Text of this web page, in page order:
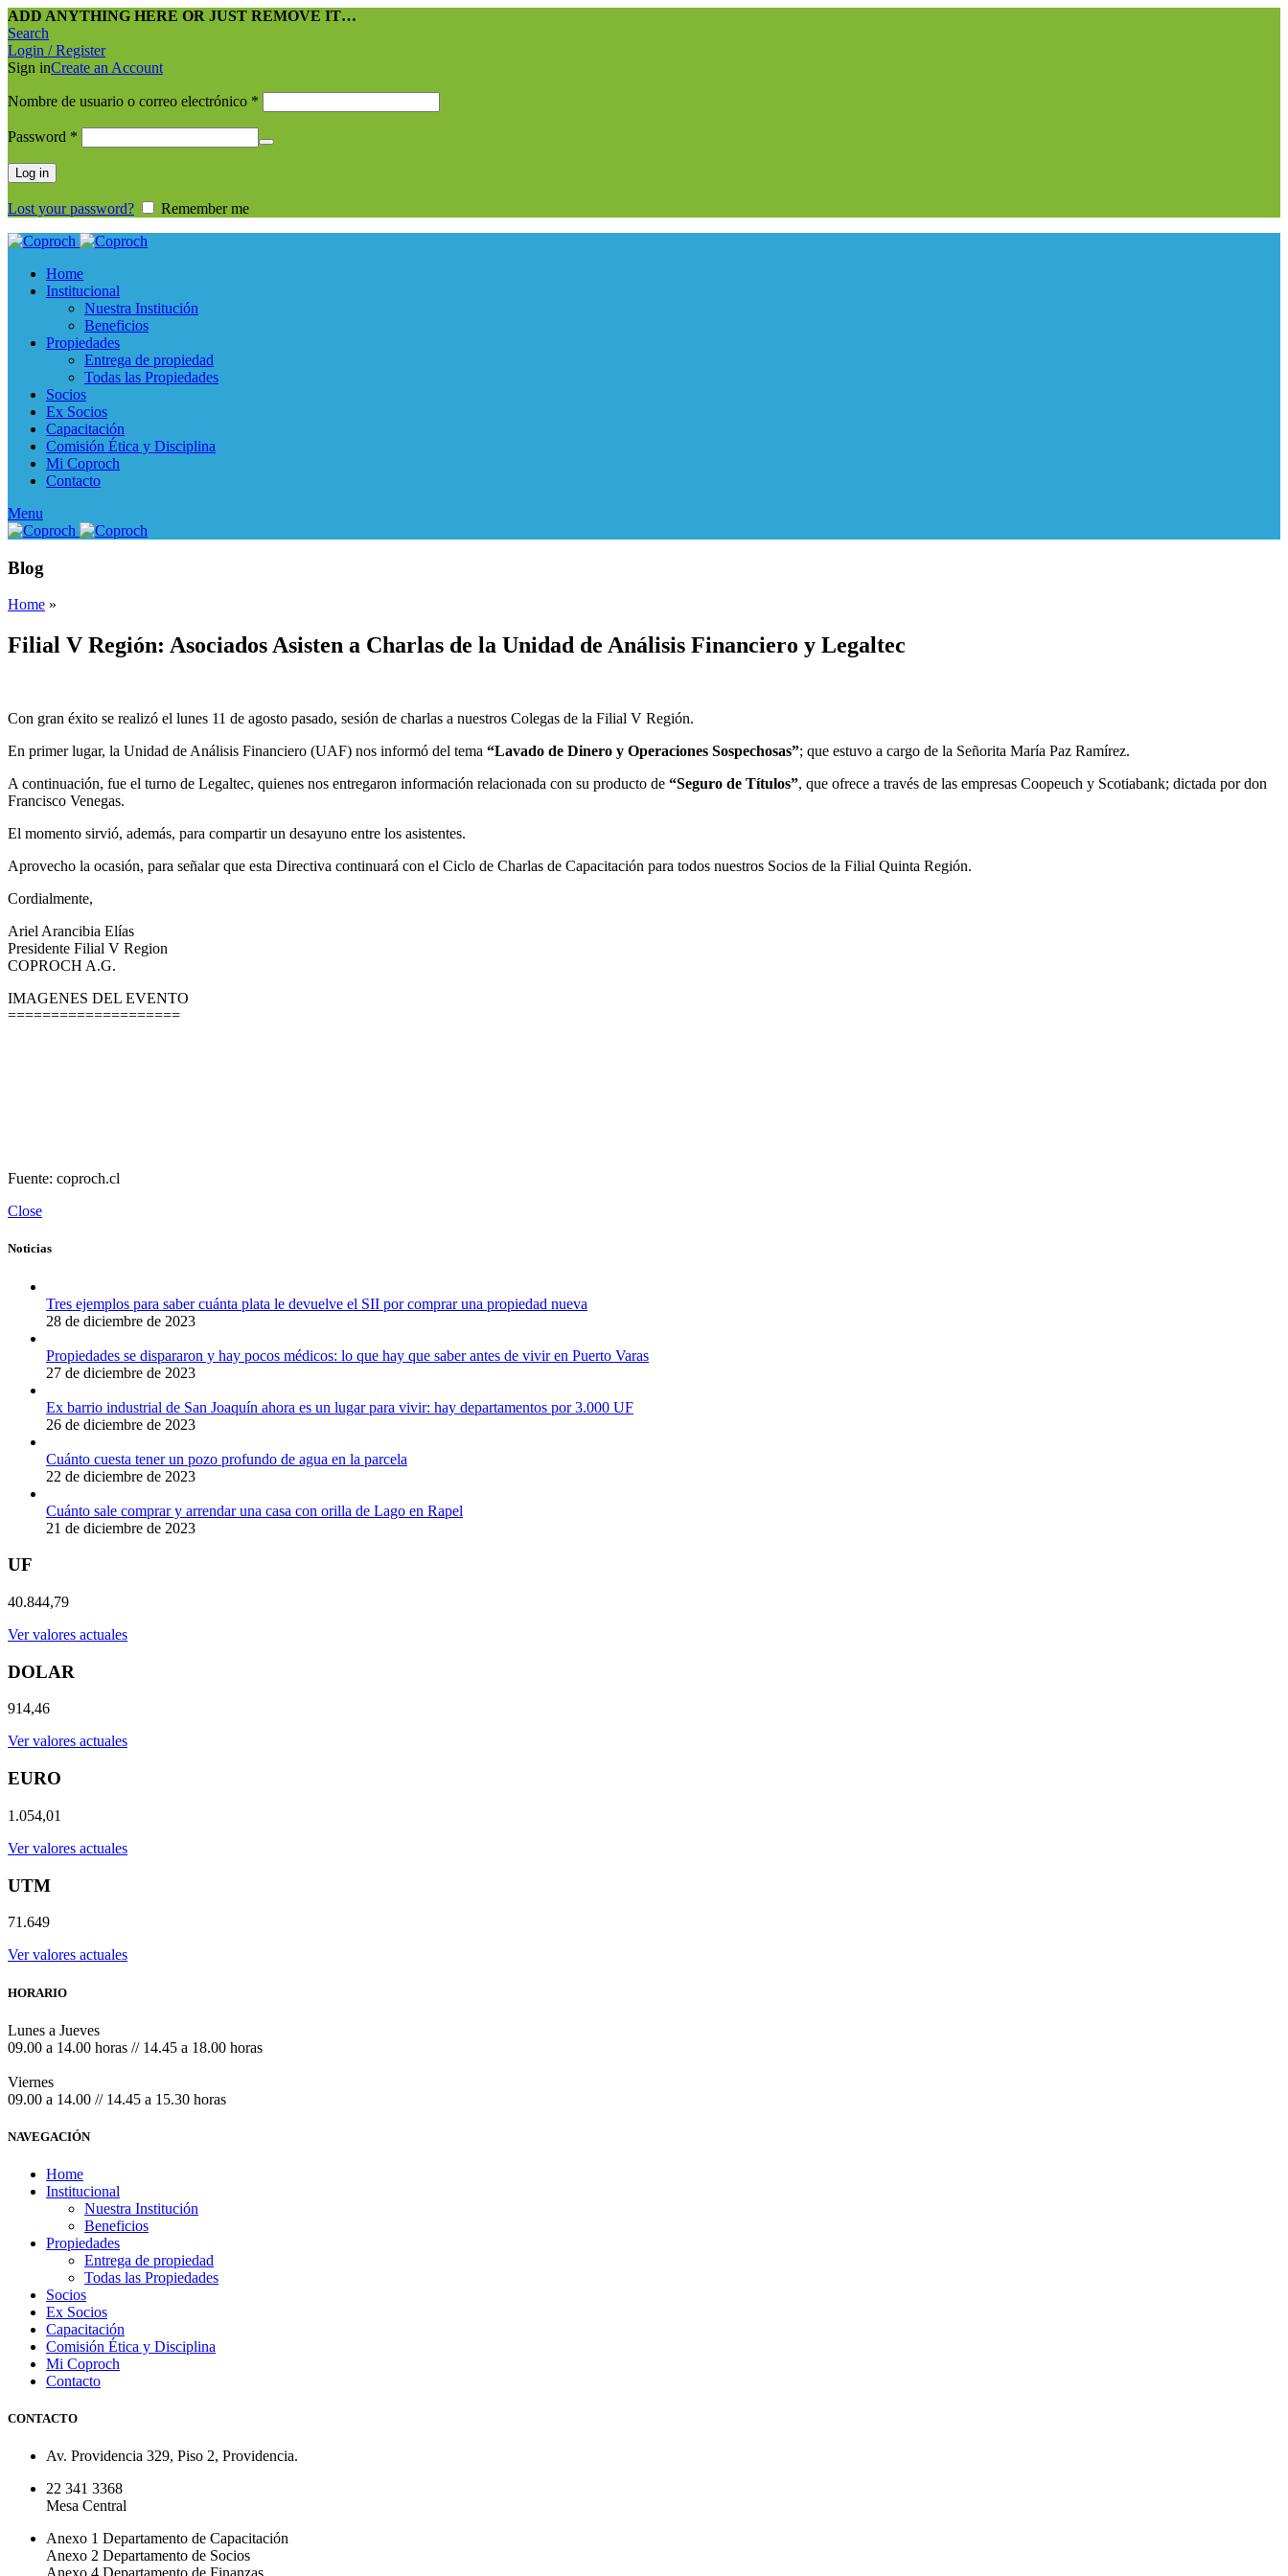
ADD ANYTHING HERE OR JUST REMOVE IT…
Search
Login / Register
Sign inCreate an Account
Nombre de usuario o correo electrónico *
Password *
Log in
Lost your password? Remember me
Home
Institucional
Nuestra Institución
Beneficios
Propiedades
Entrega de propiedad
Todas las Propiedades
Socios
Ex Socios
Capacitación
Comisión Ética y Disciplina
Mi Coproch
Contacto
Menu
Blog
Home »
Filial V Región: Asociados Asisten a Charlas de la Unidad de Análisis Financiero y Legaltec
Con gran éxito se realizó el lunes 11 de agosto pasado, sesión de charlas a nuestros Colegas de la Filial V Región.
En primer lugar, la Unidad de Análisis Financiero (UAF) nos informó del tema “Lavado de Dinero y Operaciones Sospechosas”; que estuvo a cargo de la Señorita María Paz Ramírez.
A continuación, fue el turno de Legaltec, quienes nos entregaron información relacionada con su producto de “Seguro de Títulos”, que ofrece a través de las empresas Coopeuch y Scotiabank; dictada por don
Francisco Venegas.
El momento sirvió, además, para compartir un desayuno entre los asistentes.
Aprovecho la ocasión, para señalar que esta Directiva continuará con el Ciclo de Charlas de Capacitación para todos nuestros Socios de la Filial Quinta Región.
Cordialmente,
Ariel Arancibia Elías
Presidente Filial V Region
COPROCH A.G.
IMAGENES DEL EVENTO
====================
Fuente: coproch.cl
Close
Noticias
Tres ejemplos para saber cuánta plata le devuelve el SII por comprar una propiedad nueva
28 de diciembre de 2023
Propiedades se dispararon y hay pocos médicos: lo que hay que saber antes de vivir en Puerto Varas
27 de diciembre de 2023
Ex barrio industrial de San Joaquín ahora es un lugar para vivir: hay departamentos por 3.000 UF
26 de diciembre de 2023
Cuánto cuesta tener un pozo profundo de agua en la parcela
22 de diciembre de 2023
Cuánto sale comprar y arrendar una casa con orilla de Lago en Rapel
21 de diciembre de 2023
UF
40.844,79
Ver valores actuales
DOLAR
914,46
Ver valores actuales
EURO
1.054,01
Ver valores actuales
UTM
71.649
Ver valores actuales
HORARIO
Lunes a Jueves
09.00 a 14.00 horas // 14.45 a 18.00 horas
Viernes
09.00 a 14.00 // 14.45 a 15.30 horas
NAVEGACIÓN
Home
Institucional
Nuestra Institución
Beneficios
Propiedades
Entrega de propiedad
Todas las Propiedades
Socios
Ex Socios
Capacitación
Comisión Ética y Disciplina
Mi Coproch
Contacto
CONTACTO
Av. Providencia 329, Piso 2, Providencia.
22 341 3368
Mesa Central
Anexo 1 Departamento de Capacitación
Anexo 2 Departamento de Socios